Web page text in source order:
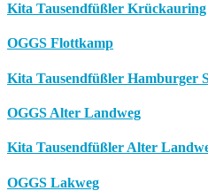
Kita Tausendfüßler Krückauring
OGGS Flottkamp
Kita Tausendfüßler Hamburger
OGGS Alter Landweg
Kita Tausendfüßler Alter
OGGS Lakweg